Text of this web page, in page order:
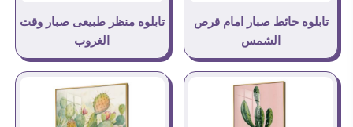
تابلوه حائط صبار امام قرص
الشمس
تابلوه منظر طبيعى صبار وقت
الغروب